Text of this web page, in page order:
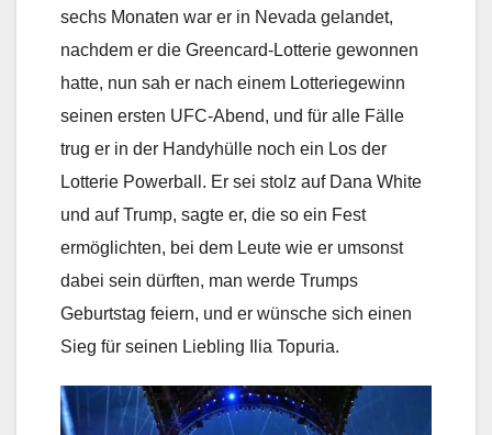
sechs Monaten war er in Nevada gelandet,
nachdem er die Greencard-Lotterie gewonnen
hatte, nun sah er nach einem Lotteriegewinn
seinen ersten UFC-Abend, und für alle Fälle
trug er in der Handyhülle noch ein Los der
Lotterie Powerball. Er sei stolz auf Dana White
und auf Trump, sagte er, die so ein Fest
ermöglichten, bei dem Leute wie er umsonst
dabei sein dürften, man werde Trumps
Geburtstag feiern, und er wünsche sich einen
Sieg für seinen Liebling Ilia Topuria.